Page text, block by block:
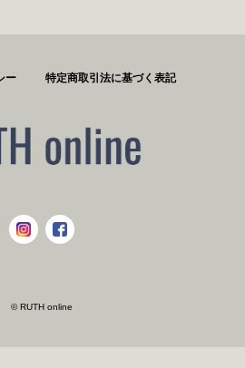
ー 特定商取引法に基づく表記
© RUTH online